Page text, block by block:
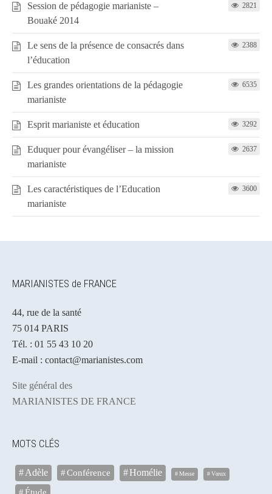
Session de pédagogie marianiste –
Bouaké 2014
2821
Le sens de la présence de consacrés dans
l’éducation
2388
Les grandes orientations de la pédagogie
marianiste
6535
Esprit marianiste et éducation 3292
Eduquer pour évangéliser – la mission
marianiste
2637
Les caractéristiques de l’Education
marianiste
3600
MARIANISTES de FRANCE
44, rue de la santé
75 014 PARIS
Tél. : 01 55 43 10 20
E-mail : contact@marianistes.com
Site général des
MARIANISTES DE FRANCE
MOTS CLÉS
Adèle Conférence Homélie Messe Vœux